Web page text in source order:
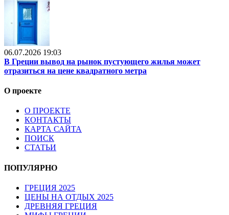
06.07.2026 19:03
В Греции вывод на рынок пустующего жилья может
отразиться на цене квадратного метра
О проекте
О ПРОЕКТЕ
КОНТАКТЫ
КАРТА САЙТА
ПОИСК
СТАТЬИ
ПОПУЛЯРНО
ГРЕЦИЯ 2025
ЦЕНЫ НА ОТДЫХ 2025
ДРЕВНЯЯ ГРЕЦИЯ